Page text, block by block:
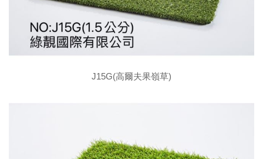
J15G(高爾夫果嶺草)